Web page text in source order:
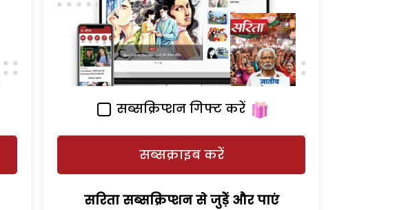
सब्सक्रिप्शन गिफ्ट करें
सब्सक्राइब करें
सरिता सब्सक्रिप्शन से जुड़ेें और पाएं